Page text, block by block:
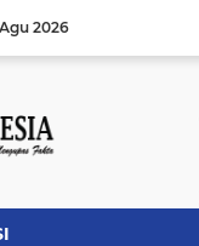
2026